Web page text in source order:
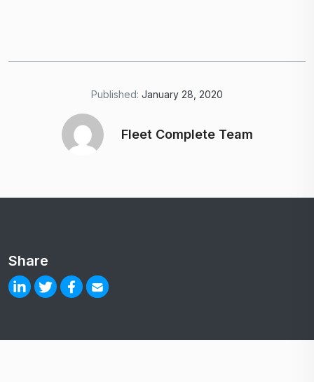
Fleet Complete Team
Published: January 28, 2020
Share